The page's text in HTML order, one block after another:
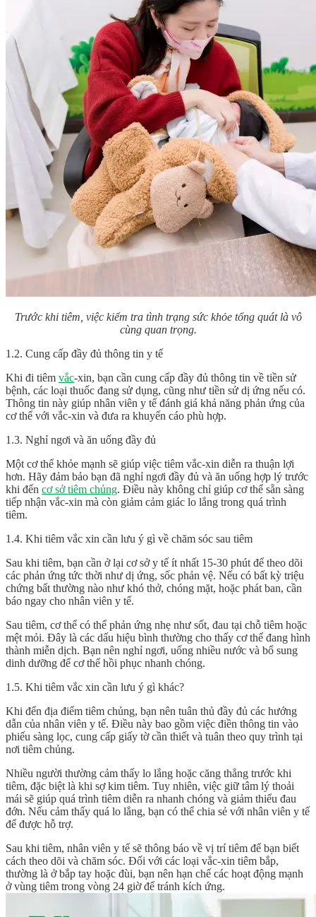
Trước khi tiêm, việc kiểm tra tình trạng sức khỏe tổng quát là vô
cùng quan trọng.
1.2. Cung cấp đầy đủ thông tin y tế
Khi đi tiêm vắc-xin, bạn cần cung cấp đầy đủ thông tin về tiền sử
bệnh, các loại thuốc đang sử dụng, cũng như tiền sử dị ứng nếu có.
Thông tin này giúp nhân viên y tế đánh giá khả năng phản ứng của
cơ thể với vắc-xin và đưa ra khuyến cáo phù hợp.
1.3. Nghỉ ngơi và ăn uống đầy đủ
Một cơ thể khỏe mạnh sẽ giúp việc tiêm vắc-xin diễn ra thuận lợi
hơn. Hãy đảm bảo bạn đã nghỉ ngơi đầy đủ và ăn uống hợp lý trước
khi đến cơ sở tiêm chủng. Điều này không chỉ giúp cơ thể sẵn sàng
tiếp nhận vắc-xin mà còn giảm cảm giác lo lắng trong quá trình
tiêm.
1.4. Khi tiêm vắc xin cần lưu ý gì về chăm sóc sau tiêm
Sau khi tiêm, bạn cần ở lại cơ sở y tế ít nhất 15-30 phút để theo dõi
các phản ứng tức thời như dị ứng, sốc phản vệ. Nếu có bất kỳ triệu
chứng bất thường nào như khó thở, chóng mặt, hoặc phát ban, cần
báo ngay cho nhân viên y tế.
Sau tiêm, cơ thể có thể phản ứng nhẹ như sốt, đau tại chỗ tiêm hoặc
mệt mỏi. Đây là các dấu hiệu bình thường cho thấy cơ thể đang hình
thành miễn dịch. Bạn nên nghỉ ngơi, uống nhiều nước và bổ sung
dinh dưỡng để cơ thể hồi phục nhanh chóng.
1.5. Khi tiêm vắc xin cần lưu ý gì khác?
Khi đến địa điểm tiêm chủng, bạn nên tuân thủ đầy đủ các hướng
dẫn của nhân viên y tế. Điều này bao gồm việc điền thông tin vào
phiếu sàng lọc, cung cấp giấy tờ cần thiết và tuân theo quy trình tại
nơi tiêm chủng.
Nhiều người thường cảm thấy lo lắng hoặc căng thẳng trước khi
tiêm, đặc biệt là khi sợ kim tiêm. Tuy nhiên, việc giữ tâm lý thoải
mái sẽ giúp quá trình tiêm diễn ra nhanh chóng và giảm thiểu đau
đớn. Nếu cảm thấy quá lo lắng, bạn có thể chia sẻ với nhân viên y tế
để được hỗ trợ.
Sau khi tiêm, nhân viên y tế sẽ thông báo về vị trí tiêm để bạn biết
cách theo dõi và chăm sóc. Đối với các loại vắc-xin tiêm bắp,
thường là ở bắp tay hoặc đùi, bạn nên hạn chế các hoạt động mạnh
ở vùng tiêm trong vòng 24 giờ để tránh kích ứng.